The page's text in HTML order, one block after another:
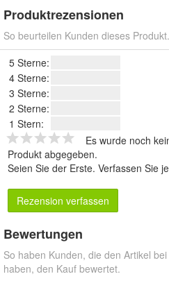
Produktrezensionen
So beurteilen Kunden dieses Produkt.
5 Sterne:
4 Sterne:
3 Sterne:
2 Sterne:
1 Stern:
Es wurde noch
Produkt abgegeben.
Seien Sie der Erste. Verfassen Sie
Rezension verfassen
Bewertungen
So haben Kunden, die den Artikel
haben, den Kauf bewertet.